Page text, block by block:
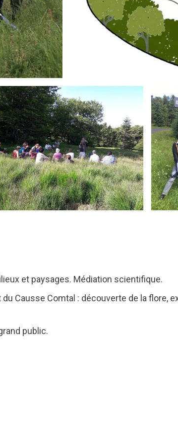
et paysages. Médiation scientifique.
Causse Comtal : découverte de la flore,
public.